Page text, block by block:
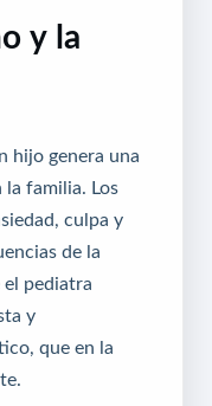
y la
hijo genera una
la familia. Los
culpa y
de la
pediatra
y
que en la